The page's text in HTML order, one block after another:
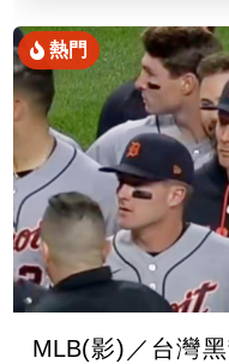
熱門
MLB(影)／台灣